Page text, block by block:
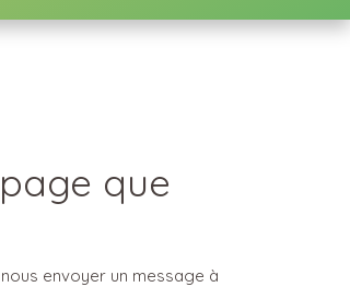
que
envoyer un message à